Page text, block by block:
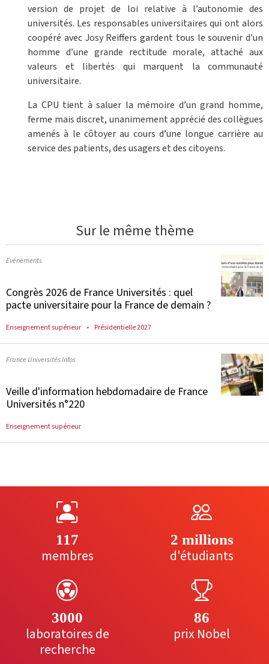
version de projet de loi relative à l’autonomie des
universités. Les responsables universitaires qui ont alors
coopéré avec Josy Reiffers gardent tous le souvenir d’un
homme d’une grande rectitude morale, attaché aux
valeurs et libertés qui marquent la communauté
universitaire.
La CPU tient à saluer la mémoire d’un grand homme,
ferme mais discret, unanimement apprécié des collègues
amenés à le côtoyer au cours d’une longue carrière au
service des patients, des usagers et des citoyens.
Sur le même thème
Evénements
Congrès 2026 de France Universités : quel
pacte universitaire pour la France de demain ?
Enseignement supérieur Présidentielle 2027
France Universités Infos
Veille d'information hebdomadaire de France
Universités n°220
Enseignement supérieur
117
membres
2 millions
d'étudiants
3000
laboratoires de
recherche
86
prix Nobel